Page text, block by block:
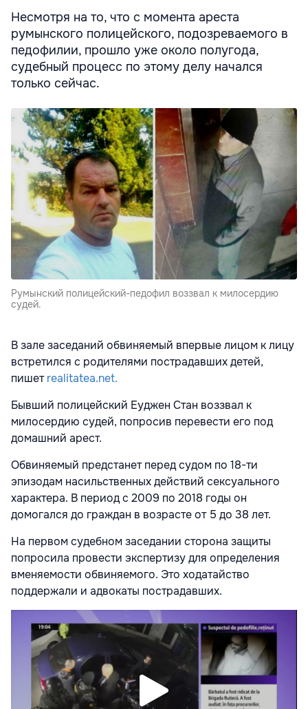
Несмотря на то, что с момента ареста
румынского полицейского, подозреваемого в
педофилии, прошло уже около полугода,
судебный процесс по этому делу начался
только сейчас.
Румынский полицейский-педофил воззвал к милосердию
судей.
В зале заседаний обвиняемый впервые лицом к лицу
встретился с родителями пострадавших детей,
пишетrealitatea.net.
Бывший полицейский Еуджен Стан воззвал к
милосердию судей, попросив перевести его под
домашний арест.
Обвиняемый предстанет перед судом по 18-ти
эпизодам насильственных действий сексуального
характера. В период с 2009 по 2018 годы он
домогался до граждан в возрасте от 5 до 38 лет.
На первом судебном заседании сторона защиты
попросила провести экспертизу для определения
вменяемости обвиняемого. Это ходатайство
поддержали и адвокаты пострадавших.